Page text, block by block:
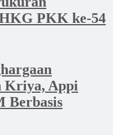
PKK ke-54
Kriya, Appi
Berbasis